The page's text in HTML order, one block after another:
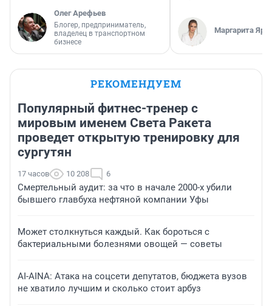
Олег Арефьев
Блогер, предприниматель,
владелец в транспортном
бизнесе
Маргарита
РЕКОМЕНДУЕМ
Популярный фитнес-тренер с
мировым именем Света Ракета
проведет открытую тренировку для
сургутян
17 часов 10 208 6
Смертельный аудит: за что в начале 2000-х убили
бывшего главбуха нефтяной компании Уфы
Может столкнуться каждый. Как бороться с
бактериальными болезнями овощей — советы
AI-AINA: Атака на соцсети депутатов, бюджета вузов
не хватило лучшим и сколько стоит арбуз